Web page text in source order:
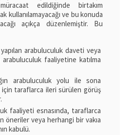
edildiğinde birtakım
kullanılamayacağı ve bu konuda
açıkça düzenlemiştir. Bu
arabuluculuk daveti veya
faaliyetine katılma
arabuluculuk yolu ile sona
taraflarca ileri sürülen görüş
faaliyeti esnasında, taraflarca
öneriler veya herhangi bir vakıa
kabulü.